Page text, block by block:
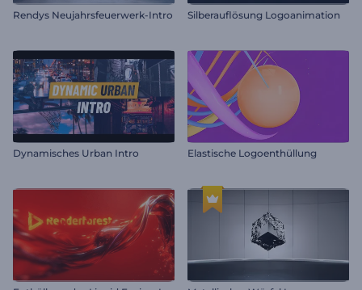
Rendys Neujahrsfeuerwerk-Intro Silberauflösung Logoanimation
Dynamisches Urban Intro Elastische Logoenthüllung